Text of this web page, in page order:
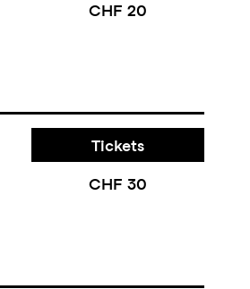
CHF 20
Tickets
CHF 30